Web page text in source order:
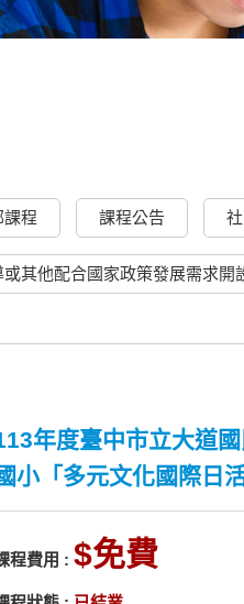
課程 課程公告
或其他配合國家政策發展需求開
年度臺中市立大道
小「多元文化國際日活
程費用 : 免費